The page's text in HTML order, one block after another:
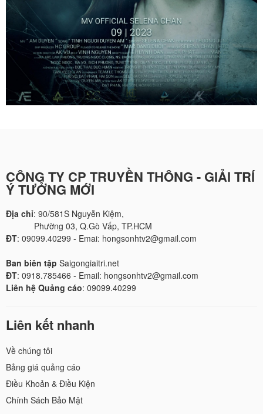
CÔNG TY CP TRUYỀN THÔNG - GIẢI TRÍ
Ý TƯỞNG MỚI
Địa chỉ: 90/581S Nguyễn Kiệm,
Phường 03, Q.Gò Vấp, TP.HCM
ĐT: 09099.40299 - Emai: hongsonhtv2@gmail.com
Ban biên tập Saigongiaitri.net
ĐT: 0918.785466 - Email: hongsonhtv2@gmail.com
Liên hệ Quảng cáo: 09099.40299
Liên kết nhanh
Về chúng tôi
Bảng giá quảng cáo
Điều Khoản & Điều Kiện
Chính Sách Bảo Mật